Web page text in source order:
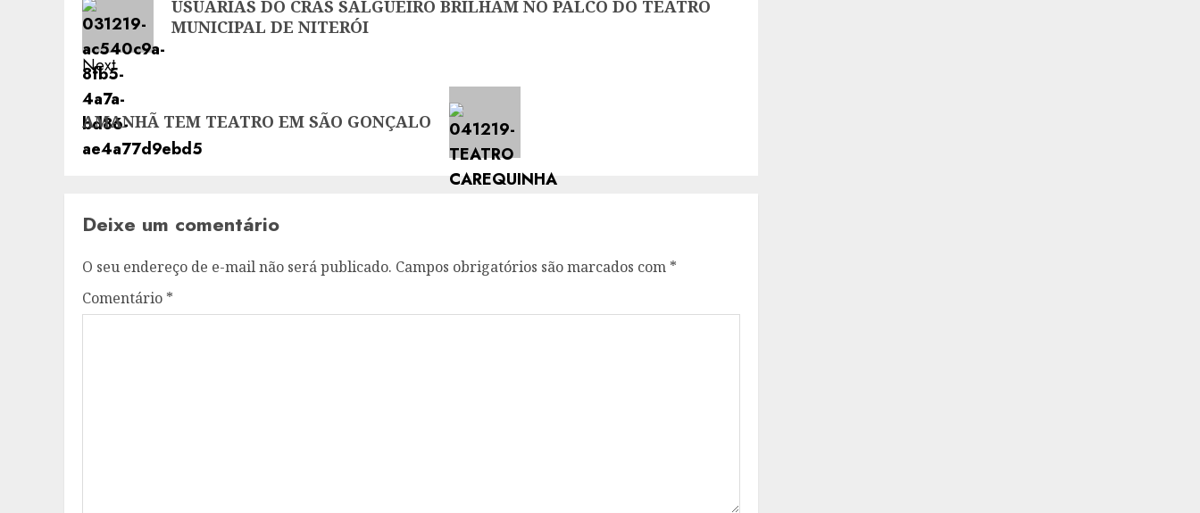
post:
USUÁRIAS DO CRAS SALGUEIRO BRILHAM NO PALCO DO TEATRO
MUNICIPAL DE NITERÓI
Next
Next
post:
AMANHÃ TEM TEATRO EM SÃO GONÇALO
Deixe um comentário
O seu endereço de e-mail não será publicado. Campos obrigatórios são marcados com *
Comentário *